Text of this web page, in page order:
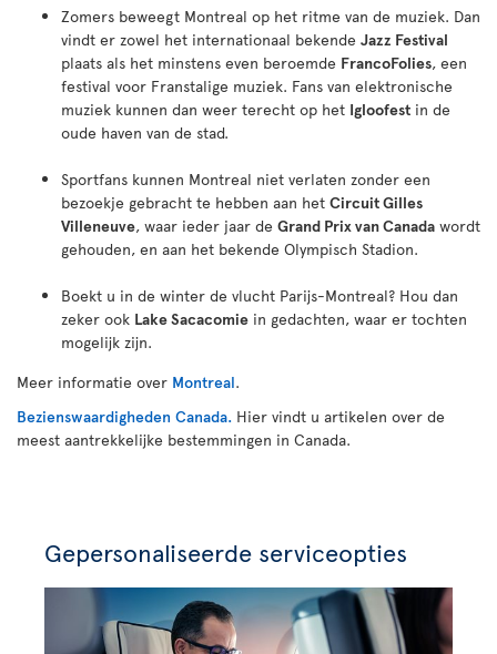
Zomers beweegt Montreal op het ritme van de muziek. Dan
vindt er zowel het internationaal bekende Jazz Festival
plaats als het minstens even beroemde FrancoFolies, een
festival voor Franstalige muziek. Fans van elektronische
muziek kunnen dan weer terecht op het Igloofest in de
oude haven van de stad.
Sportfans kunnen Montreal niet verlaten zonder een
bezoekje gebracht te hebben aan het Circuit Gilles
Villeneuve, waar ieder jaar de Grand Prix van Canada wordt
gehouden, en aan het bekende Olympisch Stadion.
Boekt u in de winter de vlucht Parijs-Montreal? Hou dan
zeker ook Lake Sacacomie in gedachten, waar er tochten
mogelijk zijn.
Meer informatie over Montreal.
Bezienswaardigheden Canada. Hier vindt u artikelen over de
meest aantrekkelijke bestemmingen in Canada.
Gepersonaliseerde serviceopties